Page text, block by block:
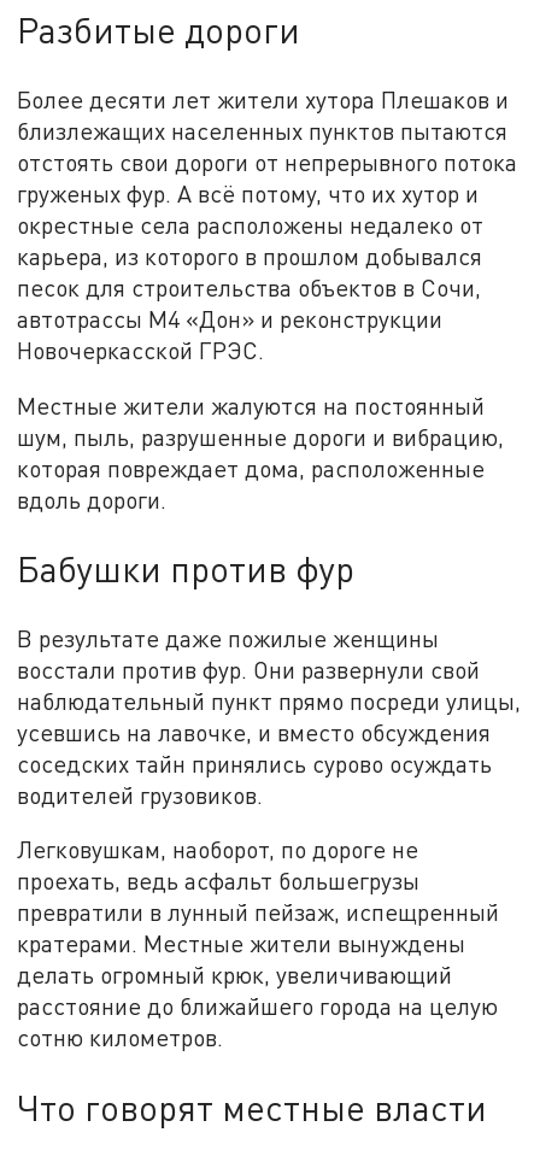
Разбитые дороги
Более десяти лет жители хутора Плешаков и
близлежащих населенных пунктов пытаются
отстоять свои дороги от непрерывного потока
груженых фур. А всё потому, что их хутор и
окрестные села расположены недалеко от
карьера, из которого в прошлом добывался
песок для строительства объектов в Сочи,
автотрассы М4 «Дон» и реконструкции
Новочеркасской ГРЭС.
Местные жители жалуются на постоянный
шум, пыль, разрушенные дороги и вибрацию,
которая повреждает дома, расположенные
вдоль дороги.
Бабушки против фур
В результате даже пожилые женщины
восстали против фур. Они развернули свой
наблюдательный пункт прямо посреди улицы,
усевшись на лавочке, и вместо обсуждения
соседских тайн принялись сурово осуждать
водителей грузовиков.
Легковушкам, наоборот, по дороге не
проехать, ведь асфальт большегрузы
превратили в лунный пейзаж, испещренный
кратерами. Местные жители вынуждены
делать огромный крюк, увеличивающий
расстояние до ближайшего города на целую
сотню километров.
Что говорят местные власти